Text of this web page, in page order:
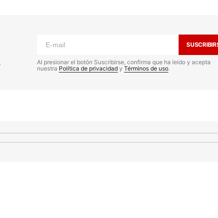
y
Al presionar el botón Suscribirse, confirma que ha leído y acepta
nuestra Política de privacidad y Términos de uso.